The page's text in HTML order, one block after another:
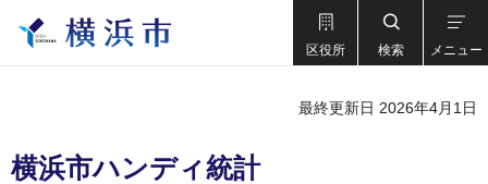
区役所 検索 メニュー
最終更新日 2026年4月1日
横浜市ハンディ統計